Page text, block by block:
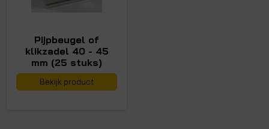
Pijpbeugel of
klikzadel 40 - 45
mm (25 stuks)
Bekijk product